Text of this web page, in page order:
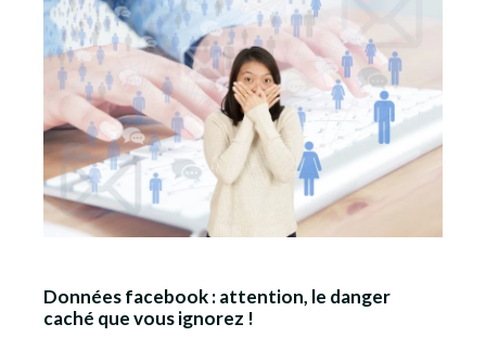
Données facebook : attention, le danger
caché que vous ignorez !